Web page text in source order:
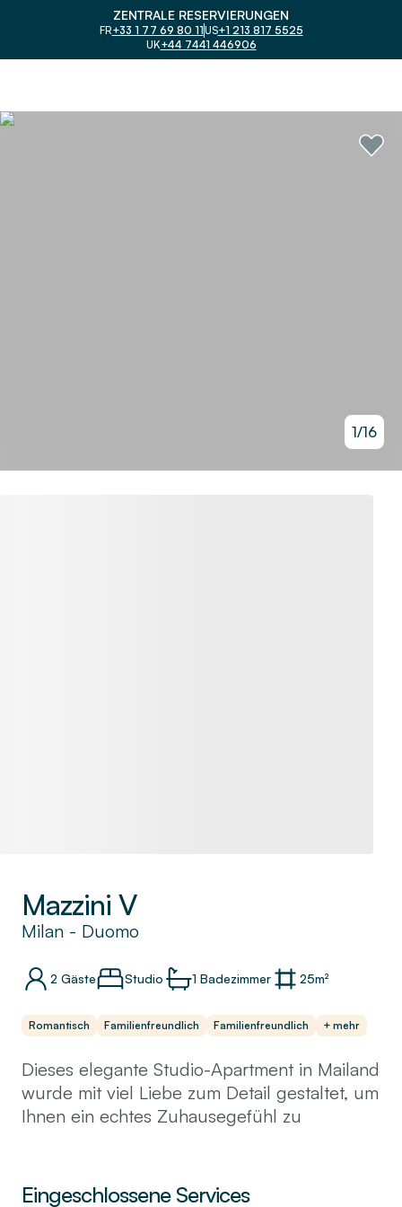
ZENTRALE RESERVIERUNGEN
FR+33 1 77 69 80 11US+1 213 817 5525
UK+44 7441 446906
1/16
Mazzini V
Milan - Duomo
2 Gäste Studio 1 Badezimmer 25m²
Romantisch Familienfreundlich Familienfreundlich + mehr
Dieses elegante Studio-Apartment in Mailand
wurde mit viel Liebe zum Detail gestaltet, um
Ihnen ein echtes Zuhausegefühl zu
Komfort mit modernem Design und schafft so
Eingeschlossene Services